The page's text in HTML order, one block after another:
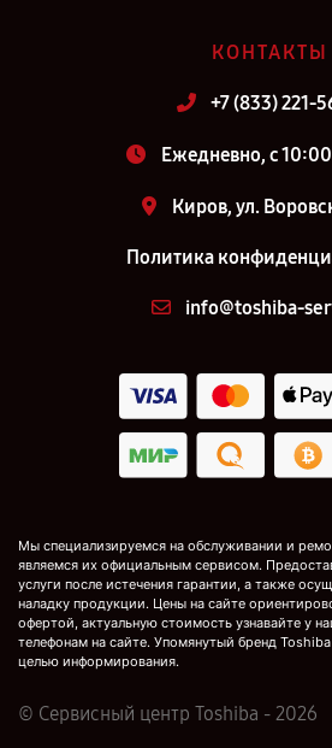
КОНТАКТЫ
+7 (833) 221-
Ежедневно, с
Киров, ул.
Политика
info@toshiba-
Мы специализируемся на обслуживании и
являемся их официальным сервисом.
услуги после истечения гарантии, а также
наладку продукции. Цены на сайте
офертой, актуальную стоимость узнавайте у
телефонам на сайте. Упомянутый бренд
целью информирования.
© Сервисный центр Toshiba - 2026